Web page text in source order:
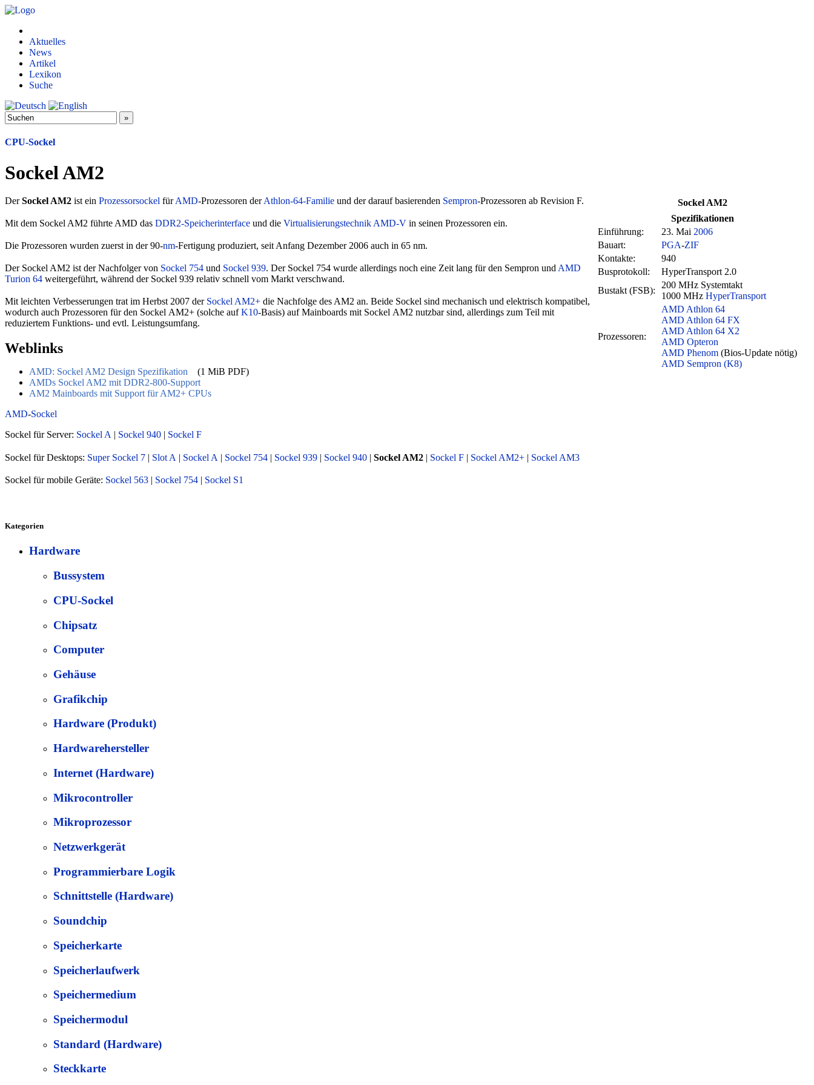
Aktuelles
News
Artikel
Lexikon
Suche
CPU-Sockel
Sockel AM2
Sockel AM2
Spezifikationen
Einführung:
23. Mai 2006
Bauart:
PGA-ZIF
Kontakte:
940
Busprotokoll:
HyperTransport 2.0
Bustakt (FSB):
200 MHz Systemtakt
1000 MHz HyperTransport
Prozessoren:
AMD Athlon 64
AMD Athlon 64 FX
AMD Athlon 64 X2
AMD Opteron
AMD Phenom (Bios-Update nötig)
AMD Sempron (K8)
DerSockel AM2 ist ein Prozessorsockel fürAMD-Prozessoren derAthlon-64-Familie und der darauf basierenden Sempron-Prozessoren ab Revision F.
Mit dem Sockel AM2 führte AMD das DDR2-Speicherinterface und die Virtualisierungstechnik AMD-V in seinen Prozessoren ein.
Die Prozessoren wurden zuerst in der 90-nm-Fertigung produziert, seit Anfang Dezember 2006 auch in 65 nm.
Der Sockel AM2 ist der Nachfolger von Sockel 754 und Sockel 939. Der Sockel 754 wurde allerdings noch eine Zeit lang für den Sempron und AMD
Turion 64 weitergeführt, während der Sockel 939 relativ schnell vom Markt verschwand.
Mit leichten Verbesserungen trat im Herbst 2007 der Sockel AM2+ die Nachfolge des AM2 an. Beide Sockel sind mechanisch und elektrisch kompatibel,
wodurch auch Prozessoren für den Sockel AM2+ (solche aufK10-Basis) auf Mainboards mit Sockel AM2 nutzbar sind, allerdings zum Teil mit
reduziertem Funktions- und evtl. Leistungsumfang.
Weblinks
AMD: Sockel AM2 Design Spezifikation
(1 MiB PDF)
AMDs Sockel AM2 mit DDR2-800-Support
AM2 Mainboards mit Support für AM2+ CPUs
AMD-Sockel
Sockel für Server: Sockel A Sockel 940 Sockel F
Sockel für Desktops: Super Sockel 7 | Slot A | Sockel A | Sockel 754 | Sockel 939 | Sockel 940 | Sockel AM2 | Sockel F | Sockel AM2+ | Sockel AM3
Sockel für mobile Geräte: Sockel 563 | Sockel 754 | Sockel S1
Kategorien
Hardware
Bussystem
CPU-Sockel
Chipsatz
Computer
Gehäuse
Grafikchip
Hardware (Produkt)
Hardwarehersteller
Internet (Hardware)
Mikrocontroller
Mikroprozessor
Netzwerkgerät
Programmierbare Logik
Schnittstelle (Hardware)
Soundchip
Speicherkarte
Speicherlaufwerk
Speichermedium
Speichermodul
Standard (Hardware)
Steckkarte